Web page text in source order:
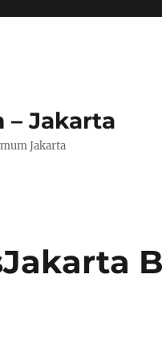
– Jakarta
Jakarta